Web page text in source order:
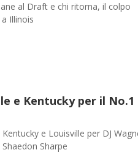
al Draft e chi ritorna, il colpo
Illinois
e Kentucky per il No.1
e Louisville per DJ
Sharpe